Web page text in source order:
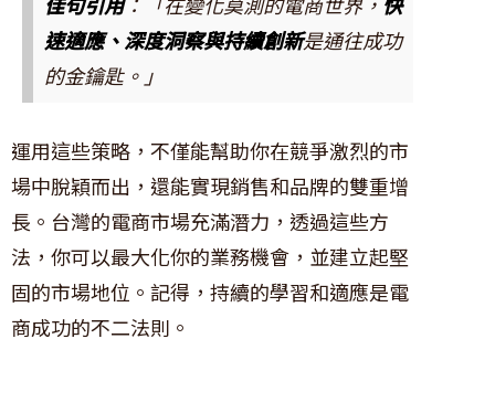
速適應、深度洞察與持續創新是通往成功
的金鑰匙。」
運用這些策略，不僅能幫助你在競爭激烈的市
場中脫穎而出，還能實現銷售和品牌的雙重增
長。台灣的電商市場充滿潛力，透過這些方
法，你可以最大化你的業務機會，並建立起堅
固的市場地位。記得，持續的學習和適應是電
商成功的不二法則。